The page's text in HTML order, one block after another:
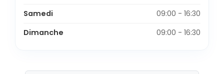
Samedi
09:00 - 16:30
Dimanche
09:00 - 16:30